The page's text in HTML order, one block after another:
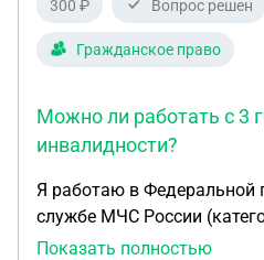
группа инвалидности у
"вторая" но уже без степени
беспомощна. Вопрос. могу ли я предъявить какие-
либо претензии или мне
превую группу для матери
рекомендовали в
300 ₽ Вопрос решен
Гражданское право
Можно ли работать с 3
инвалидности?
Я работаю в Федеральной
службе МЧС России
должности водителя
Показать полностью